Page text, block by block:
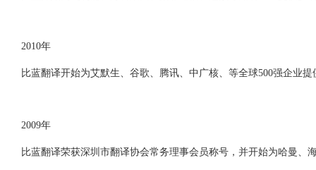
2010年
比蓝翻译开始为艾默生、谷歌、腾讯、中广核、等全球500强企业
2009年
比蓝翻译荣获深圳市翻译协会常务理事会员称号，并开始为哈曼、